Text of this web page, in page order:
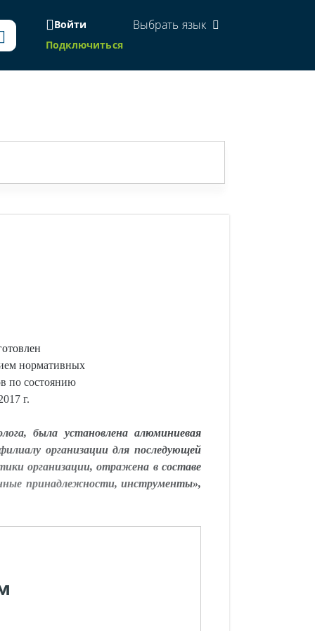
Войти
Подключиться
Выбрать язык
нормативных
по состоянию
г.
была установлена алюминиевая
организации для последующей
организации, отражена в составе
принадлежности, инструменты»,